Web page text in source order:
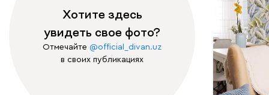
Хотите здесь
увидеть свое фото?
Отмечайте @official_divan.uz
в своих публикациях